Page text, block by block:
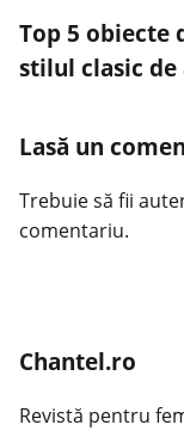
Top 5 obiecte
stilul clasic
Lasă un
Trebuie să fii
comentariu.
Chantel.ro
Revistă pentru